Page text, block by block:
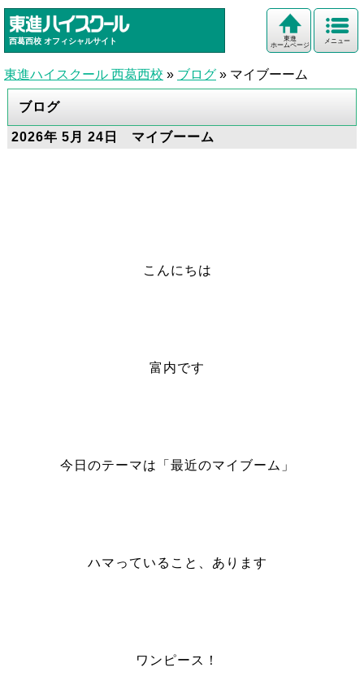
西葛西校 オフィシャルサイト メニュー
東進
ホームページ
東進ハイスクール 西葛西校 » ブログ » マイブーーム
ブログ
2026年 5月 24日 マイブーーム
こんにちは
富内です
今日のテーマは「最近のマイブーム」
ハマっていること、あります
ワンピース！